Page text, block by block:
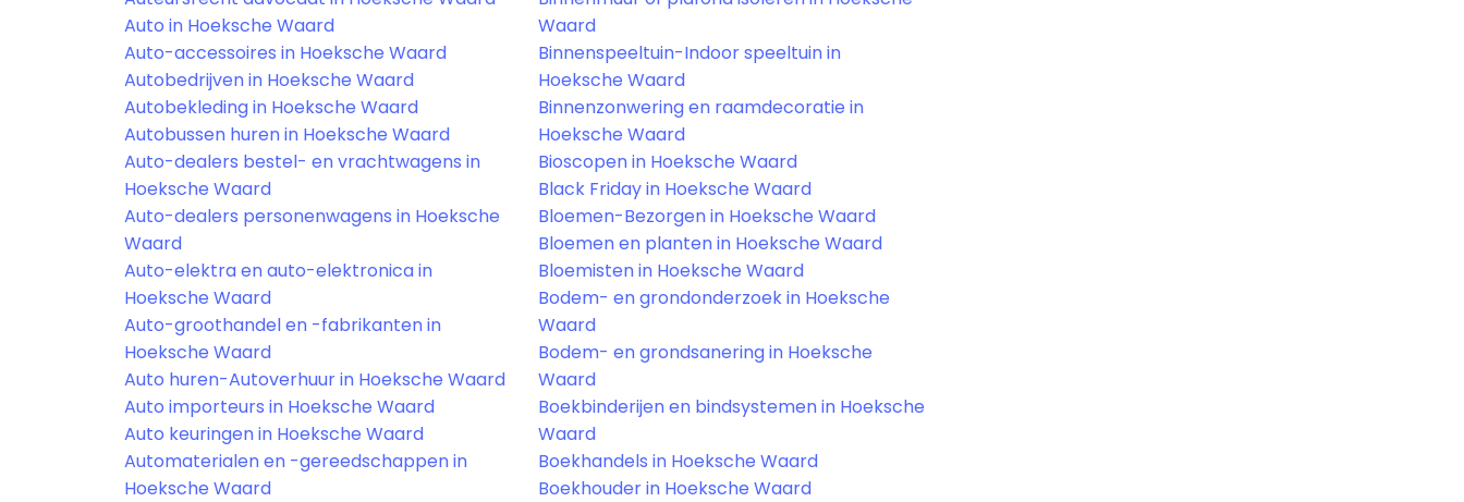
Auto in Hoeksche Waard
Auto-accessoires in Hoeksche Waard
Autobedrijven in Hoeksche Waard
Autobekleding in Hoeksche Waard
Autobussen huren in Hoeksche Waard
Auto-dealers bestel- en vrachtwagens in
Hoeksche Waard
Auto-dealers personenwagens in Hoeksche
Waard
Auto-elektra en auto-elektronica in
Hoeksche Waard
Auto-groothandel en -fabrikanten in
Hoeksche Waard
Auto huren-Autoverhuur in Hoeksche Waard
Auto importeurs in Hoeksche Waard
Auto keuringen in Hoeksche Waard
Automaterialen en -gereedschappen in
Hoeksche Waard
Waard
Binnenspeeltuin-Indoor speeltuin in
Hoeksche Waard
Binnenzonwering en raamdecoratie in
Hoeksche Waard
Bioscopen in Hoeksche Waard
Black Friday in Hoeksche Waard
Bloemen-Bezorgen in Hoeksche Waard
Bloemen en planten in Hoeksche Waard
Bloemisten in Hoeksche Waard
Bodem- en grondonderzoek in Hoeksche
Waard
Bodem- en grondsanering in Hoeksche
Waard
Boekbinderijen en bindsystemen in Hoeksche
Waard
Boekhandels in Hoeksche Waard
Boekhouder in Hoeksche Waard